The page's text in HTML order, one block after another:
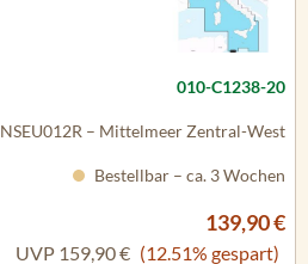
010-C1238-20
NSEU012R – Mittelmeer Zentral-West
Bestellbar – ca. 3 Wochen
139,90 €
UVP 159,90 € (12.51% gespart)